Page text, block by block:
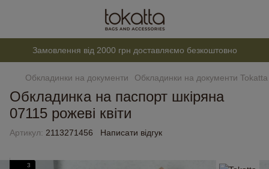
Замовлення від 2000 грн доставляємо безкоштовно
Обкладинки на документи Обкладинки на документи Tokatta
Обкладинка на паспорт шкіряна
07115 рожеві квіти
Артикул: 2113271456 Написати відгук
3